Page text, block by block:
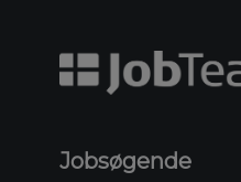
Jobsøgende